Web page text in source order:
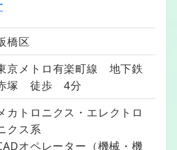
橋区
京メトロ有楽町線 地下鉄
塚 徒歩 4分
カトロニクス・エレクトロ
クス系
オペレーター（機械・機